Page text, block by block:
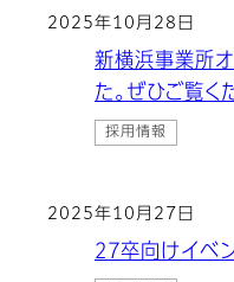
2025年10月28日
新横浜事業所
た。ぜひご覧く
採用情報
2025年10月27日
27卒向けイベ